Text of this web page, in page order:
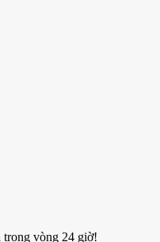
trong vòng 24 giờ!